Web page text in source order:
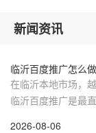
新闻资讯
临沂百度推广怎么
在临沂本地市场，
临沂百度推广是最
2026-08-06